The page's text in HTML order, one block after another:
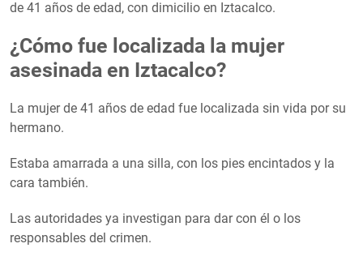
de 41 años de edad, con dimicilio en Iztacalco.
¿Cómo fue localizada la mujer
asesinada en Iztacalco?
La mujer de 41 años de edad fue localizada sin vida por su
hermano.
Estaba amarrada a una silla, con los pies encintados y la
cara también.
Las autoridades ya investigan para dar con él o los
responsables del crimen.